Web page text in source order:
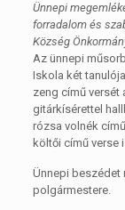
Ünnepi
forradalom és
Község
Az ünnepi
Iskola két
zeng című versét
gitárkísérettel
rózsa volnék
költői című verse
Ünnepi beszédet
polgármestere.